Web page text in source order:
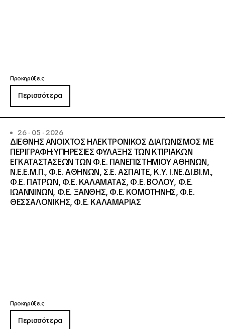
Προκηρύξεις
Περισσότερα
26 · 05 · 2026
ΔΙΕΘΝΗΣ ΑΝΟΙΧΤΟΣ ΗΛΕΚΤΡΟΝΙΚΟΣ ΔΙΑΓΩΝΙΣΜΟΣ ΜΕ
ΠΕΡΙΓΡΑΦΗ:ΥΠΗΡΕΣΙΕΣ ΦΥΛΑΞΗΣ ΤΩΝ ΚΤΙΡΙΑΚΩΝ
ΕΓΚΑΤΑΣΤΑΣΕΩΝ ΤΩΝ Φ.Ε. ΠΑΝΕΠΙΣΤΗΜΙΟΥ ΑΘΗΝΩΝ,
Ν.Ε.Ε.Μ.Π., Φ.Ε. ΑΘΗΝΩΝ, Σ.Ε. ΑΣΠΑΙΤΕ, Κ.Υ. Ι.ΝΕ.ΔΙ.ΒΙ.Μ.,
Φ.Ε. ΠΑΤΡΩΝ, Φ.Ε. ΚΑΛΑΜΑΤΑΣ, Φ.Ε. ΒΟΛΟΥ, Φ.Ε.
ΙΩΑΝΝΙΝΩΝ, Φ.Ε. ΞΑΝΘΗΣ, Φ.Ε. ΚΟΜΟΤΗΝΗΣ, Φ.Ε.
ΘΕΣΣΑΛΟΝΙΚΗΣ, Φ.Ε. ΚΑΛΑΜΑΡΙΑΣ
Προκηρύξεις
Περισσότερα